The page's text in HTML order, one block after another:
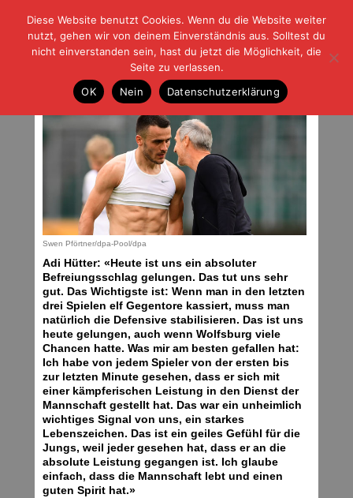
| | |BLOG-GFußball und der Rest
HOME|REGELN|IMPRESSUM |DATENSCHUTZ
Stimmen zum Spiel
Sonntag, 31.05.20 | 09:24 Uhr
Swen Pförtner/dpa-Pool/dpa
Adi Hütter: «Heute ist uns ein absoluter
Befreiungsschlag gelungen. Das tut uns sehr
gut. Das Wichtigste ist: Wenn man in den letzten
drei Spielen elf Gegentore kassiert, muss man
natürlich die Defensive stabilisieren. Das ist uns
heute gelungen, auch wenn Wolfsburg viele
Chancen hatte. Was mir am besten gefallen hat:
Ich habe von jedem Spieler von der ersten bis
zur letzten Minute gesehen, dass er sich mit
einer kämpferischen Leistung in den Dienst der
Mannschaft gestellt hat. Das war ein unheimlich
wichtiges Signal von uns, ein starkes
Lebenszeichen. Das ist ein geiles Gefühl für die
Jungs, weil jeder gesehen hat, dass er an die
absolute Leistung gegangen ist. Ich glaube
einfach, dass die Mannschaft lebt und einen
guten Spirit hat.»
Diese Website benutzt Cookies. Wenn du die Website weiter
nutzt, gehen wir von deinem Einverständnis aus. Solltest du
nicht einverstanden sein, hast du jetzt die Möglichkeit, die
Seite zu verlassen.
OK
Nein Datenschutzerklärung